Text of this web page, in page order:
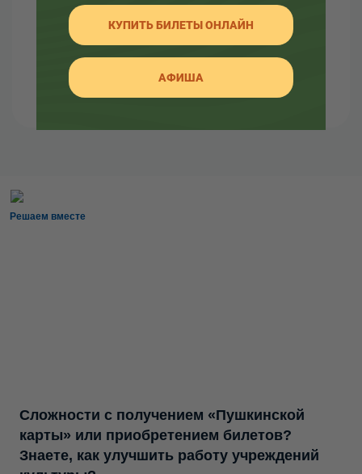
Решаем вместе
Сложности с получением «Пушкинской
карты» или приобретением билетов?
Знаете, как улучшить работу учреждений
КУПИТЬ БИЛЕТЫ ОНЛАЙН
АФИША